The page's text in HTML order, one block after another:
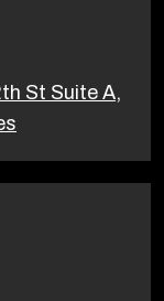
St Suite A,